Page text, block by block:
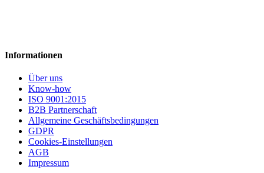
Informationen
Über uns
Know-how
ISO 9001:2015
B2B Partnerschaft
Allgemeine Geschäftsbedingungen
GDPR
Cookies-Einstellungen
AGB
Impressum